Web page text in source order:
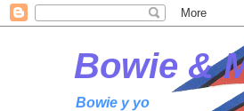
Bowie &
Bowie y yo